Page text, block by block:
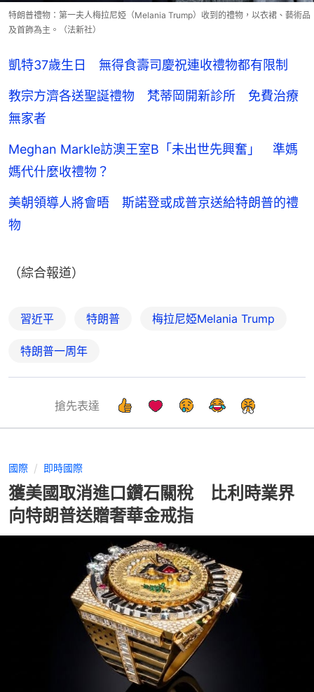
特朗普禮物：第一夫人梅拉尼婭（Melania Trump）收到的禮物，以衣裙、藝術品
及首飾為主。（法新社）
凱特37歲生日 無得食壽司慶祝連收禮物都有限制
教宗方濟各送聖誕禮物 梵蒂岡開新診所 免費治療
無家者
Meghan Markle訪澳王室B「未出世先興奮」 準媽
媽代什麼收禮物？
美朝領導人將會晤 斯諾登或成普京送給特朗普的禮
物
（綜合報道）
習近平 特朗普 梅拉尼婭Melania Trump
特朗普一周年
搶先表達
國際 即時國際
獲美國取消進口鑽石關稅 比利時業界
向特朗普送贈奢華金戒指